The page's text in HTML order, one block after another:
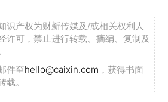
识产权为财新传媒及/或相关权利人
许可，禁止进行转载、摘编、复制及
件至hello@caixin.com ，获得书面
。